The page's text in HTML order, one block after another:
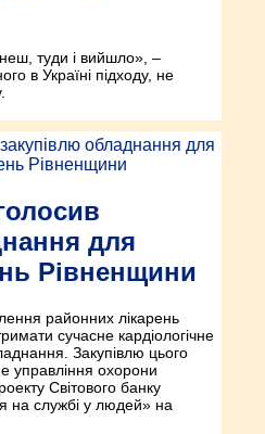
туди і вийшло», –
в Україні підходу, не
для
Рівненщини
районних лікарень
сучасне кардіологічне
Закупівлю цього
управління охорони
Світового банку
на службі у людей» на